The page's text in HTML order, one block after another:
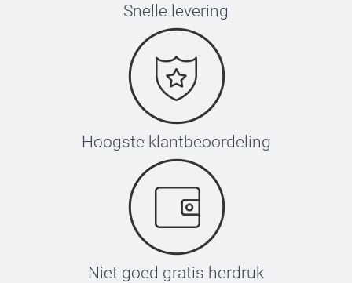
Snelle levering
Hoogste klantbeoordeling
Niet goed gratis herdruk